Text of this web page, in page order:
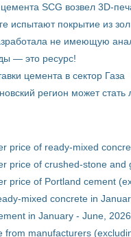
SCG возвел 3D-
испытают покрытие из
не имеющую
— это ресурс!
цемента в сектор Газа
регион может
price of ready-mixed
price of crushed-stone and
price of Portland cement
mixed concrete in
in January - June, 2026
from manufacturers